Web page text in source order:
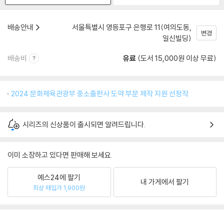
배송안내
서울특별시 영등포구 은행로 11(여의도동,
일신빌딩)
변경
배송비 유료 (도서 15,000원 이상 무료)
2024 문화체육관광부 중소출판사 도약 부문 제작 지원 선정작
시리즈의 신상품이 출시되면 알려드립니다.
이미 소장하고 있다면 판매해 보세요.
예스24에 팔기
최상 매입가 1,900원
내 가게에서 팔기